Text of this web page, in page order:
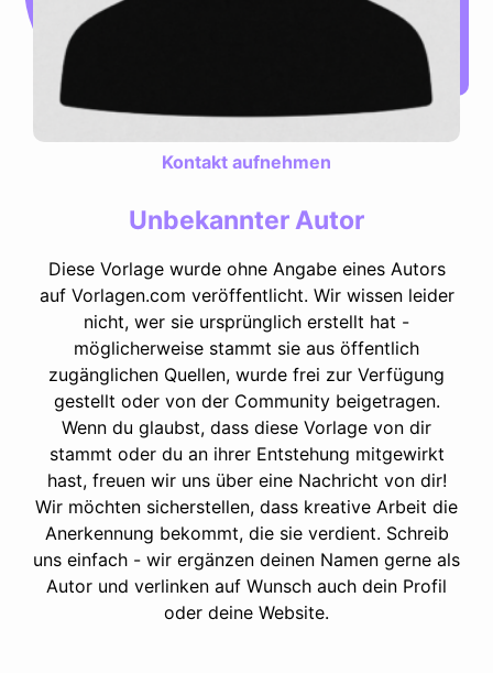
Kontakt aufnehmen
Unbekannter Autor
Diese Vorlage wurde ohne Angabe eines Autors
auf Vorlagen.com veröffentlicht. Wir wissen leider
nicht, wer sie ursprünglich erstellt hat -
möglicherweise stammt sie aus öffentlich
zugänglichen Quellen, wurde frei zur Verfügung
gestellt oder von der Community beigetragen.
Wenn du glaubst, dass diese Vorlage von dir
stammt oder du an ihrer Entstehung mitgewirkt
hast, freuen wir uns über eine Nachricht von dir!
Wir möchten sicherstellen, dass kreative Arbeit die
Anerkennung bekommt, die sie verdient. Schreib
uns einfach - wir ergänzen deinen Namen gerne als
Autor und verlinken auf Wunsch auch dein Profil
oder deine Website.